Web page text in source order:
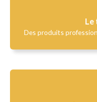
Le
Des produits